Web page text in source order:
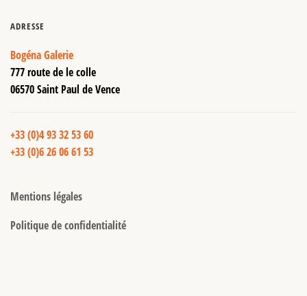
ADRESSE
Bogéna Galerie
777 route de le colle
06570 Saint Paul de Vence
+33 (0)4 93 32 53 60
+33 (0)6 26 06 61 53
Mentions légales
Politique de confidentialité